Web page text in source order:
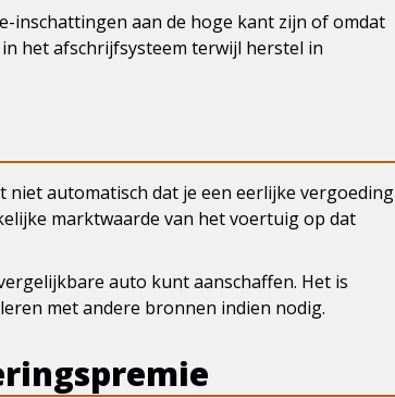
inschattingen aan de hoge kant zijn of omdat
het afschrijfsysteem terwijl herstel in
automatisch dat je een eerlijke vergoeding
marktwaarde van het voertuig op dat
auto kunt aanschaffen. Het is
met andere bronnen indien nodig.